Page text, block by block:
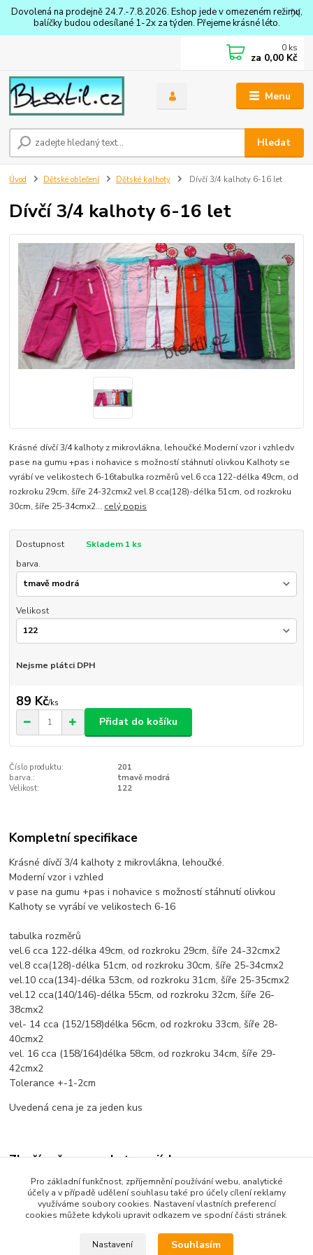
Dovolená na prodejně 24.7.-7.8.2026. Eshop jede v omezeném režimu,
balíčky budou odesílané 1-2x za týden. Přejeme krásné léto.
Menu
Hledat
0 ks
za 0,00 Kč
Úvod Dětské oblečení Dětské kalhoty Dívčí 3/4 kalhoty 6-16 let
Dívčí 3/4 kalhoty 6-16 let
Krásné dívčí 3/4 kalhoty z mikrovlákna, lehoučké.Moderní vzor i vzhledv
pase na gumu +pas i nohavice s možností stáhnutí olivkou Kalhoty se
vyrábí ve velikostech 6-16tabulka rozměrů vel.6 cca 122-délka 49cm, od
rozkroku 29cm, šíře 24-32cmx2 vel.8 cca(128)-délka 51cm, od rozkroku
30cm, šíře 25-34cmx2... celý popis
Dostupnost
Skladem 1 ks
barva.
Velikost
Nejsme plátci DPH
89 Kč/ks
Přidat do košíku
Číslo produktu:
201
barva.:
tmavě modrá
Velikost:
122
Kompletní specifikace
Krásné dívčí 3/4 kalhoty z mikrovlákna, lehoučké.
Moderní vzor i vzhled
v pase na gumu +pas i nohavice s možností stáhnutí olivkou
Kalhoty se vyrábí ve velikostech 6-16
tabulka rozměrů
vel.6 cca 122-délka 49cm, od rozkroku 29cm, šíře 24-32cmx2
vel.8 cca(128)-délka 51cm, od rozkroku 30cm, šíře 25-34cmx2
vel.10 cca(134)-délka 53cm, od rozkroku 31cm, šíře 25-35cmx2
vel.12 cca(140/146)-délka 55cm, od rozkroku 32cm, šíře 26-
38cmx2
vel- 14 cca (152/158)délka 56cm, od rozkroku 33cm, šíře 28-
40cmx2
vel. 16 cca (158/164)délka 58cm, od rozkroku 34cm, šíře 29-
42cmx2
Tolerance +-1-2cm
Uvedená cena je za jeden kus
Zboží zařazeno v kategoriích
Dětské oblečení
Dětské kalhoty
Pro základní funkčnost, zpříjemnění používání webu, analytické
účely a v případě udělení souhlasu také pro účely cílení reklamy
využíváme soubory cookies. Nastavení vlastních preferencí
cookies můžete kdykoli upravit odkazem ve spodní části stránek.
Nastavení Souhlasím